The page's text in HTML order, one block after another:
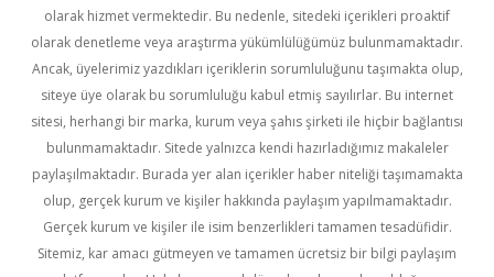
olarak hizmet vermektedir. Bu nedenle, sitedeki içerikleri proaktif
olarak denetleme veya araştırma yükümlülüğümüz bulunmamaktadır.
Ancak, üyelerimiz yazdıkları içeriklerin sorumluluğunu taşımakta olup,
siteye üye olarak bu sorumluluğu kabul etmiş sayılırlar. Bu internet
sitesi, herhangi bir marka, kurum veya şahıs şirketi ile hiçbir bağlantısı
bulunmamaktadır. Sitede yalnızca kendi hazırladığımız makaleler
paylaşılmaktadır. Burada yer alan içerikler haber niteliği taşımamakta
olup, gerçek kurum ve kişiler hakkında paylaşım yapılmamaktadır.
Gerçek kurum ve kişiler ile isim benzerlikleri tamamen tesadüfidir.
Sitemiz, kar amacı gütmeyen ve tamamen ücretsiz bir bilgi paylaşım